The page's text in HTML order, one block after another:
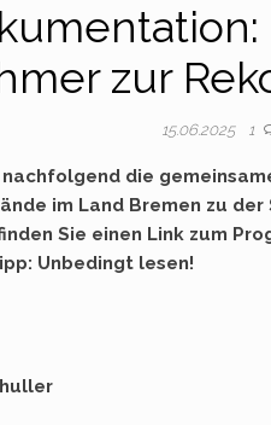
zur
15.06.2025 1
die
im Land Bremen zu
Sie einen Link zum
Unbedingt lesen!